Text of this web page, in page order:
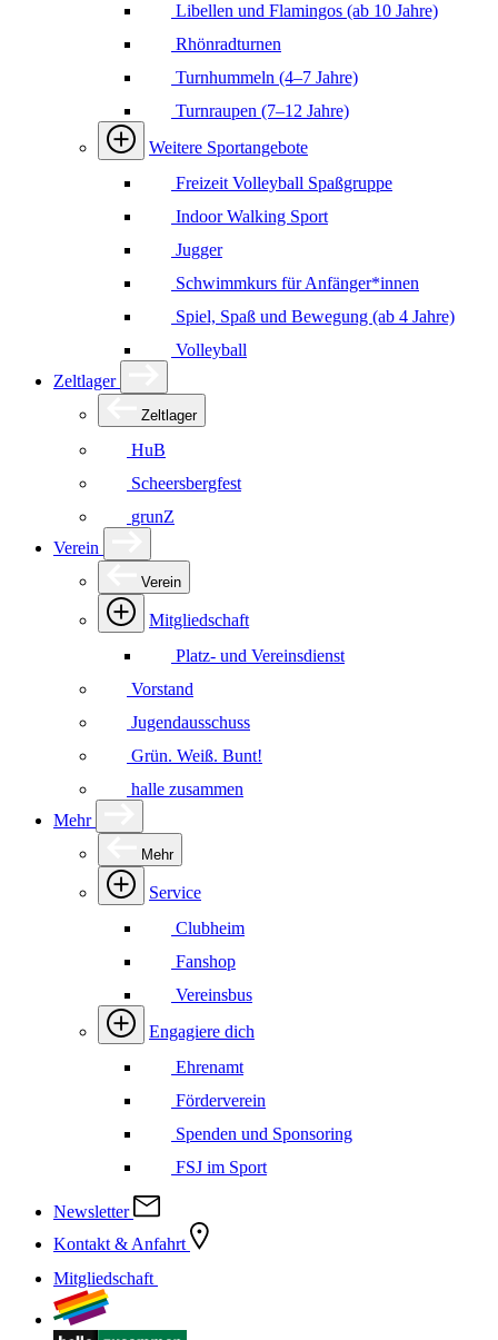
Libellen und Flamingos (ab 10 Jahre)
Rhönradturnen
Turnhummeln (4–7 Jahre)
Turnraupen (7–12 Jahre)
Weitere Sportangebote
Freizeit Volleyball Spaßgruppe
Indoor Walking Sport
Jugger
Schwimmkurs für Anfänger*innen
Spiel, Spaß und Bewegung (ab 4 Jahre)
Volleyball
Zeltlager
Zeltlager
HuB
Scheersbergfest
grunZ
Verein
Verein
Mitgliedschaft
Platz- und Vereinsdienst
Vorstand
Jugendausschuss
Grün. Weiß. Bunt!
halle zusammen
Mehr
Mehr
Service
Clubheim
Fanshop
Vereinsbus
Engagiere dich
Ehrenamt
Förderverein
Spenden und Sponsoring
FSJ im Sport
Newsletter
Kontakt & Anfahrt
Mitgliedschaft